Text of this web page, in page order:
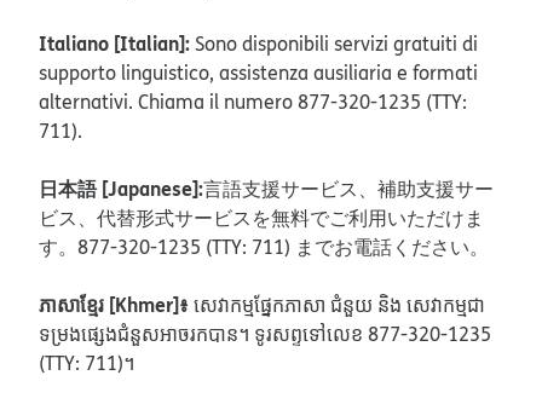
Italiano [Italian]:Sono disponibili servizi gratuiti di
supporto linguistico, assistenza ausiliaria e formati
alternativi. Chiama il numero 877-320-1235 (TTY:
711).
日本語 [Japanese]:言語支援サービス、補助支援サー
ビス、代替形式サービスを無料でご利用いただけま
す。877-320-1235 (TTY: 711) までお電話ください。
ភាសាខ្មែរ [Khmer]៖ សេវាកម្មផ្នែកភាសា ជំនួយ និង សេវាកម្មជា
ទម្រងផ្សេងជំនួសអាចរកបាន។ ទូរសព្ទទៅលេខ 877-320-1235
(TTY: 711)។